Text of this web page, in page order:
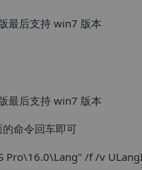
命令回车即可
Pro\16.0\Lang" /f /v